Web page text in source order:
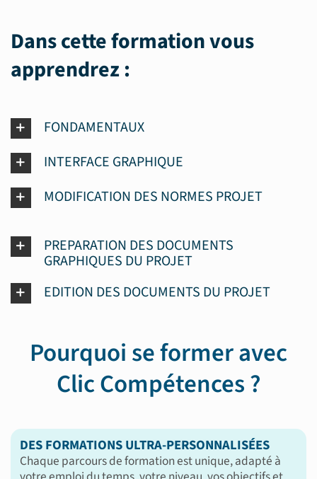
Dans cette formation vous
apprendrez :
FONDAMENTAUX
INTERFACE GRAPHIQUE
MODIFICATION DES NORMES PROJET
PREPARATION DES DOCUMENTS
GRAPHIQUES DU PROJET
EDITION DES DOCUMENTS DU PROJET
Pourquoi se former avec
Clic Compétences ?
DES FORMATIONS ULTRA-PERSONNALISÉES
Chaque parcours de formation est unique, adapté à